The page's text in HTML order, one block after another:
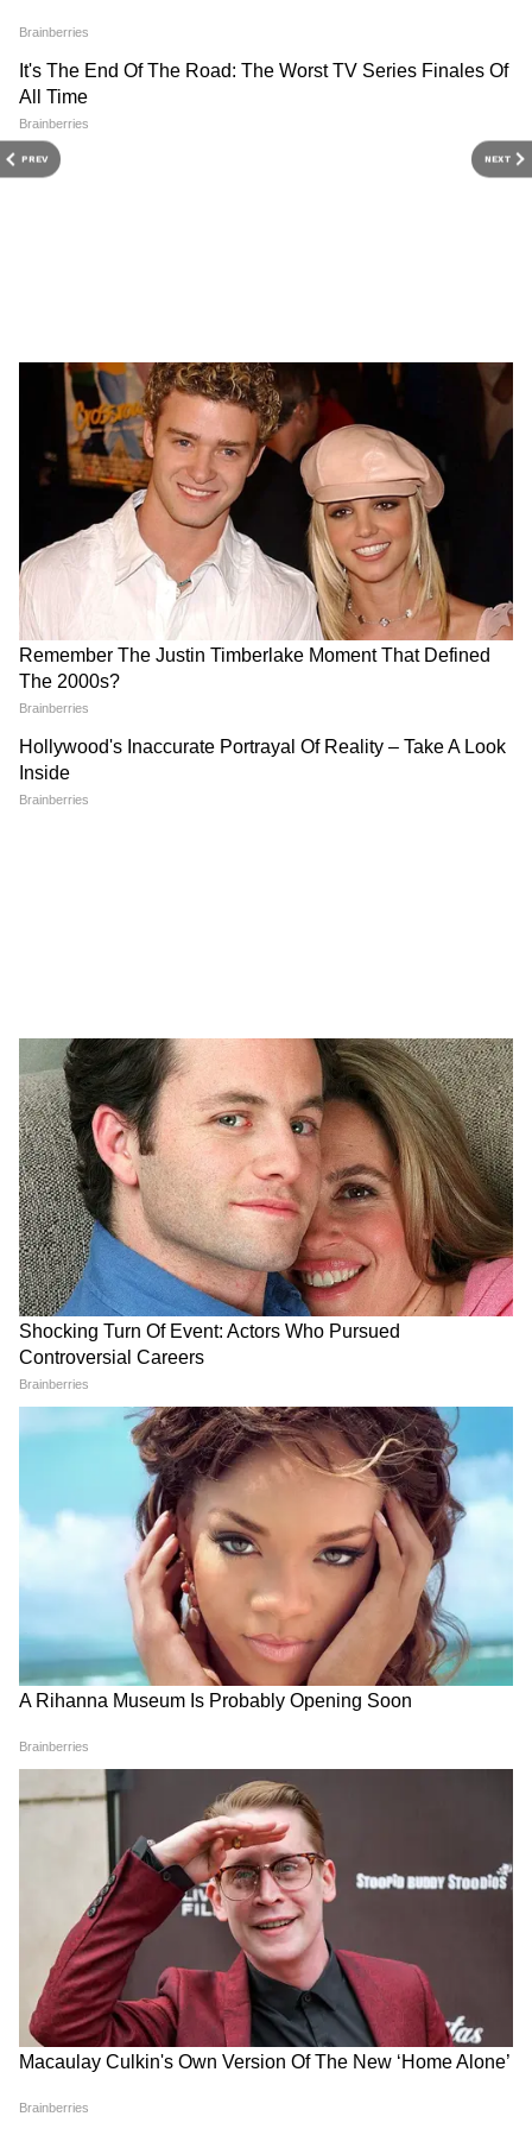
PREV NEXT
Image Credit :
Image Credit : Instagram
राम चरण का क्या है पवन कल्याण से रिश्ता
आपको बता दें कि पवन कल्याण रिश्ते में राम चरण के
चाचा लगते हैं यानी चिरंजीवी के छोटे भाई। वैसे, एक्टर-
प्रोड्यूसर नागेंद्र बाबू भी राम चारण के चाचा हैं। वहीं, नागेंद्र
बाबू के बेटे वरुण तेज और बेटी निहारिका कोनिडेला भी
Image Credit :Instagram
राम चरण के कोनिडेला-अल्लू फैमिली की नेटवर्थ
राम चरण के कोनिडेला-अल्लू फैमिली की संपत्ति 6000
करोड़ के करीब है। इसका बड़ा हिस्सा चिरंजीवी, पवन
कल्याण, राम चरण और अल्लू अर्जुन का है। इस फैमिली
के अंजना प्रोडक्शंस, पवन कल्याण क्रिएटिव वर्क्स,
कोनिडेला प्रोडक्शन कंपनी, गीता आर्ट्स और अल्लू
स्टूडियो हैं।
ये भी पढ़ें.. Peddi OTT Release: सिनेमाघरों के
बाद कब-किस ओटीटी पर देखने मिलेगी राम चरण
LATEST VIDEOS
मनोरंजन जगत की सबसे खास खबरें अब एक क्लिक पर।
फिल्में, टीवी शो, वेब सीरीज़ और स्टार अपडेट्स के लिए
Bollywood News in HindiऔरEntertainment
News in Hindiसेक्शन देखें। टीवी शोज़, टीआरपी और
सीरियल अपडेट्स के लिएTV News in Hindi
पढ़ें।
साउथ फिल्मों की बड़ी ख़बरों के लिएSouth Cinema
News, और भोजपुरी इंडस्ट्री अपडेट्स के लिए Bhojpuri
News